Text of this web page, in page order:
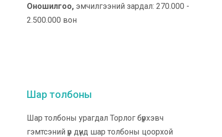
Оношилгоо, эмчилгээний зардал: 270.000 -
2.500.000 вон
Шар толбоны урагдал Торлог бүрхэвч
гэмтсэний үр дүнд шар толбоны цоорхой
Шар толбоны